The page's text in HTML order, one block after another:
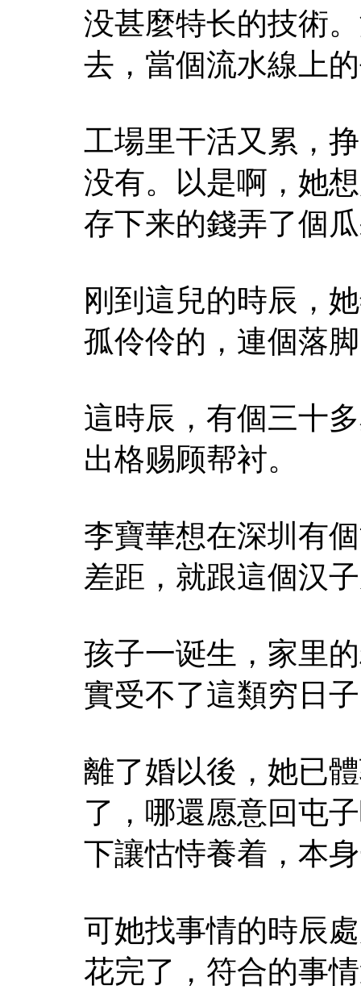
没甚麼特长的技術
去，當個流水線上
工場里干活又累，
没有。以是啊，她
存下来的錢弄了個
刚到這兒的時辰，
孤伶伶的，連個落
這時辰，有個三十
出格赐顾帮衬。
李寶華想在深圳有
差距，就跟這個汉
孩子一诞生，家里
實受不了這類穷日
離了婚以後，她已
了，哪還愿意回屯
下讓怙恃養着，本
可她找事情的時辰
花完了，符合的事